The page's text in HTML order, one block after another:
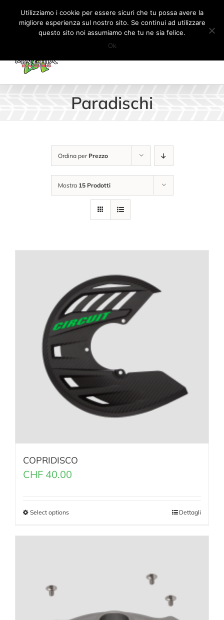
Salta
contenuto
Il mio account CARRELLO
Paradischi
Ordina per Prezzo
Mostra 15 Prodotti
COPRIDISCO
CHF 40.00
Select options Dettagli
Utilizziamo i cookie per essere sicuri che tu possa avere la
migliore esperienza sul nostro sito. Se continui ad utilizzare
questo sito noi assumiamo che tu ne sia felice.
Ok